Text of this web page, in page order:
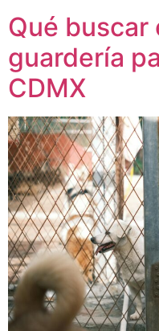
Qué buscar
guardería
CDMX